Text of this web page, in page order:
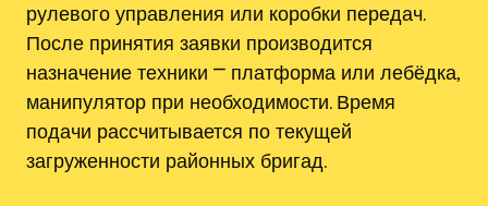
рулевого управления или коробки передач.
После принятия заявки производится
назначение техники ⎻ платформа или лебёдка,
манипулятор при необходимости. Время
подачи рассчитывается по текущей
загруженности районных бригад.